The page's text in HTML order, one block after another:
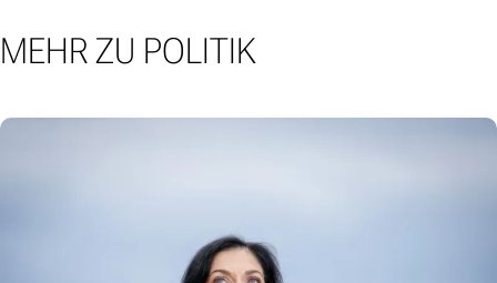
MEHR ZU POLITIK